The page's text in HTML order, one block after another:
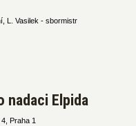
L. Vasilek - sbormistr
nadaci Elpida
Praha 1